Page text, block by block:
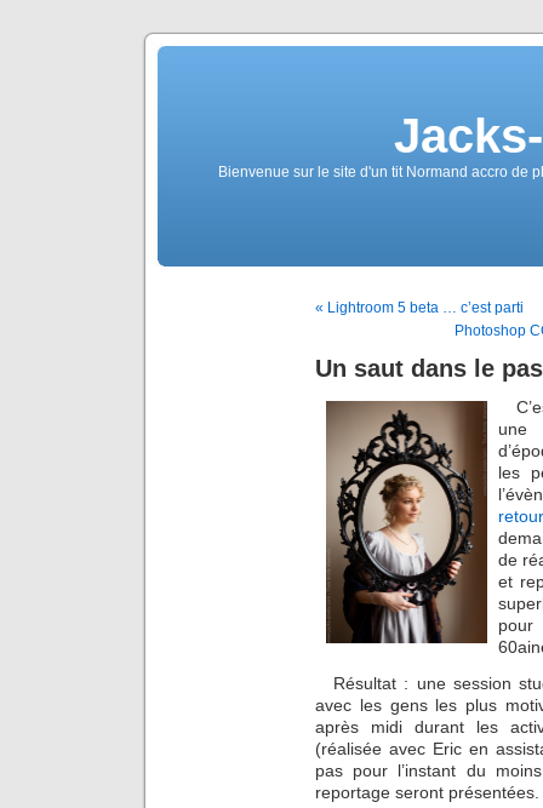
Bienvenue sur le site d'un tit Normand accro de
« Lightroom 5 beta … c’est parti
Photoshop
Un saut dans le
une
les
de
et
pour
Résultat : une session
avec les gens les plus
après midi durant les
(réalisée avec Eric en
pas pour l’instant du
reportage seront présentées.